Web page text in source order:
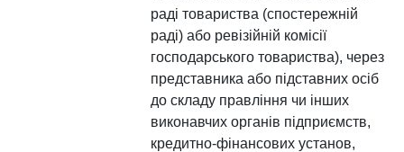
раді товариства (спостережній
раді) або ревізійній комісії
господарського товариства), через
представника або підставних осіб
до складу правління чи інших
виконавчих органів підприємств,
кредитно-фінансових установ,